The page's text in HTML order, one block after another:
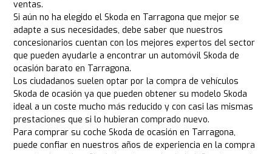
ventas.
Si aún no ha elegido el Skoda en Tarragona que mejor se
adapte a sus necesidades, debe saber que nuestros
concesionarios cuentan con los mejores expertos del sector
que pueden ayudarle a encontrar un automóvil Skoda de
ocasión barato en Tarragona.
Los ciudadanos suelen optar por la compra de vehículos
Skoda de ocasión ya que pueden obtener su modelo Skoda
ideal a un coste mucho más reducido y con casi las mismas
prestaciones que si lo hubieran comprado nuevo.
Para comprar su coche Skoda de ocasión en Tarragona,
puede confiar en nuestros años de experiencia en la compra